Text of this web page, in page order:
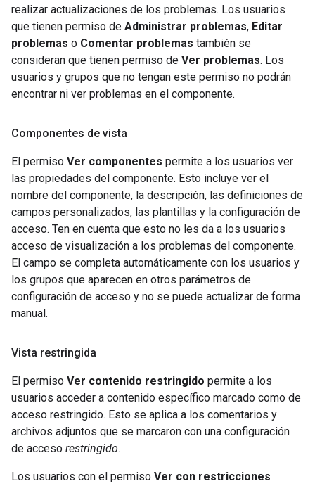
realizar actualizaciones de los problemas. Los usuarios
que tienen permiso de Administrar problemas, Editar
problemas o Comentar problemas también se
consideran que tienen permiso de Ver problemas. Los
usuarios y grupos que no tengan este permiso no podrán
encontrar ni ver problemas en el componente.
Componentes de vista
El permiso Ver componentes permite a los usuarios ver
las propiedades del componente. Esto incluye ver el
nombre del componente, la descripción, las definiciones de
campos personalizados, las plantillas y la configuración de
acceso. Ten en cuenta que esto no les da a los usuarios
acceso de visualización a los problemas del componente.
El campo se completa automáticamente con los usuarios y
los grupos que aparecen en otros parámetros de
configuración de acceso y no se puede actualizar de forma
manual.
Vista restringida
El permiso Ver contenido restringido permite a los
usuarios acceder a contenido específico marcado como de
acceso restringido. Esto se aplica a los comentarios y
archivos adjuntos que se marcaron con una configuración
de acceso restringido.
Los usuarios con el permiso Ver con restricciones